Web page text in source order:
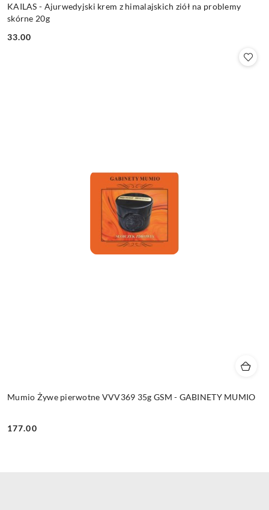
KAILAS - Ajurwedyjski krem z himalajskich ziół na problemy
skórne 20g
Cena:
33.00
Mumio Żywe pierwotne VVV369 35g GSM - GABINETY MUMIO
Cena:
177.00